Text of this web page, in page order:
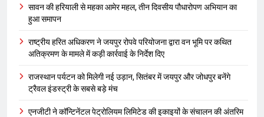
सावन की हरियाली से महका आमेर महल, तीन दिवसीय पौधारोपण अभियान का
हुआ समापन
राष्ट्रीय हरित अधिकरण ने जयपुर रोपवे परियोजना द्वारा वन भूमि पर कथित
अतिक्रमण के मामले में कड़ी कार्रवाई के निर्देश दिए
राजस्थान पर्यटन को मिलेगी नई उड़ान, सितंबर में जयपुर और जोधपुर बनेंगे
ट्रैवल इंडस्ट्री के सबसे बड़े मंच
एनजीटी ने कॉन्टिनेंटल पेट्रोलियम लिमिटेड की इकाइयों के संचालन की अंतरिम